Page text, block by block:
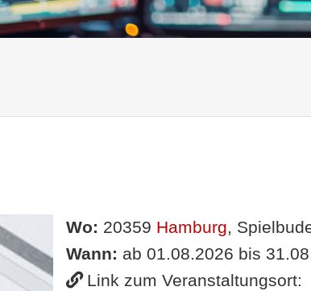
Wo: 20359 Hamburg,
Wann: ab 01.08.2026 bis
Link zum Veranstaltungsort: